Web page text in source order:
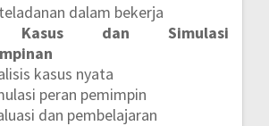
dalam bekerja
Kasus dan Simulasi
kasus nyata
peran pemimpin
dan pembelajaran